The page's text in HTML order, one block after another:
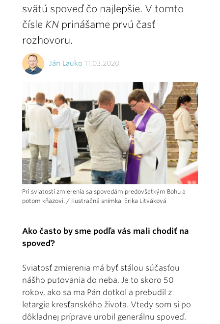
svätú spoveď čo najlepšie. V tomto
čísle KN prinášame prvú časť
rozhovoru.
Ján Lauko 11.03.2020
Pri sviatosti zmierenia sa spovedám predovšetkým Bohu a
potom kňazovi. / Ilustračná snímka: Erika Litváková
Ako často by sme podľa vás mali chodiť na
spoveď?
Sviatosť zmierenia má byť stálou súčasťou
nášho putovania do neba. Je to skoro 50
rokov, ako sa ma Pán dotkol a prebudil z
letargie kresťanského života. Vtedy som si po
dôkladnej príprave urobil generálnu spoveď.